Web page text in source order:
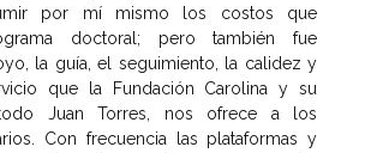
por mí mismo los costos que
doctoral; pero también fue
la guía, el seguimiento, la calidez y
que la Fundación Carolina y su
Juan Torres, nos ofrece a los
Con frecuencia las plataformas y